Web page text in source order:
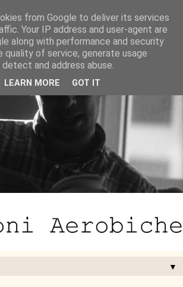
▼
from Google to deliver its services
Your IP address and user-agent are
along with performance and security
quality of service, generate usage
and address abuse.
LEARN MORE GOT IT